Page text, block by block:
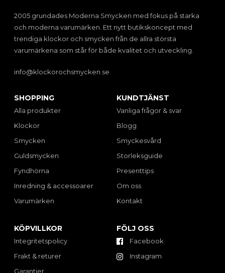
2005 grundades Moderna Smycken med fokus på starka
och moderna varumärken. Ett nytt butikskoncept med
trendiga klockor och smycken från de allra största
varumärkena som står för både kvalitet och utveckling.
info@klockorochsmycken.se
SHOPPING
Alla produkter
Klockor
Smycken
Guldsmycken
Fyndhörna
Inredning & accessoarer
Varumärken
KUNDTJÄNST
Vanliga frågor & svar
Blogg
Smyckesvård
Storleksguide
Presenttips
Om oss
Kontakt
KÖPVILLKOR
Integritetspolicy
Frakt & returer
Garantier
FÖLJ OSS
Facebook
Instagram